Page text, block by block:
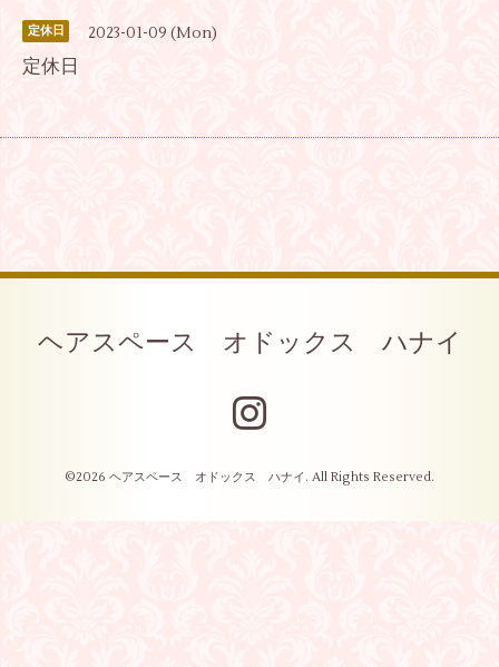
定休日 2023-01-09 (Mon)
定休日
ヘアスペース オドックス ハナイ
©2026 ヘアスペース オドックス ハナイ . All Rights Reserved.